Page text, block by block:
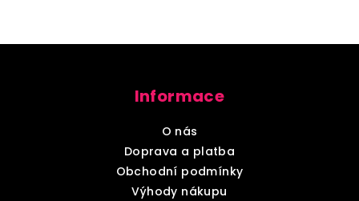
Informace
O nás
Doprava a platba
Obchodní podmínky
Výhody nákupu